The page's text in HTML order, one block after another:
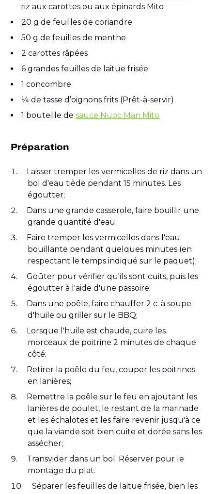
riz aux carottes ou aux épinards Mito
20 g de feuilles de coriandre
50 g de feuilles de menthe
2 carottes râpées
6 grandes feuilles de laitue frisée
1 concombre
¼ de tasse d’oignons frits (Prêt-à-servir)
1 bouteille desauce Nuoc Man Mito
Préparation
Laisser tremper les vermicelles de riz dans un
bol d'eau tiède pendant 15 minutes. Les
égoutter;
Dans une grande casserole, faire bouillir une
grande quantité d'eau;
Faire tremper les vermicelles dans l'eau
bouillante pendant quelques minutes (en
respectant le temps indiqué sur le paquet);
Goûter pour vérifier qu'ils sont cuits, puis les
égoutter à l'aide d'une passoire;
Dans une poêle, faire chauffer 2 c. à soupe
d'huile ou griller sur le BBQ;
Lorsque l'huile est chaude, cuire les
morceaux de poitrine 2 minutes de chaque
côté;
Retirer la poêle du feu, couper les poitrines
en lanières;
Remettre la poêle sur le feu en ajoutant les
lanières de poulet, le restant de la marinade
et les échalotes et les faire revenir jusqu'à ce
que la viande soit bien cuite et dorée sans les
assécher;
Transvider dans un bol. Réserver pour le
montage du plat.
Séparer les feuilles de laitue frisée, bien les